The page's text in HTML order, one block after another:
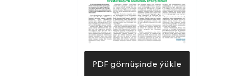
trestiniň Aragatnaşyk müdirliginiň
Saparmyrat Türkmenbaşy
adyndaky Nebitçileriň medeniýet
köşgüniň «Dehistan» aýdym-tans we
PDF görnüşinde ýükle